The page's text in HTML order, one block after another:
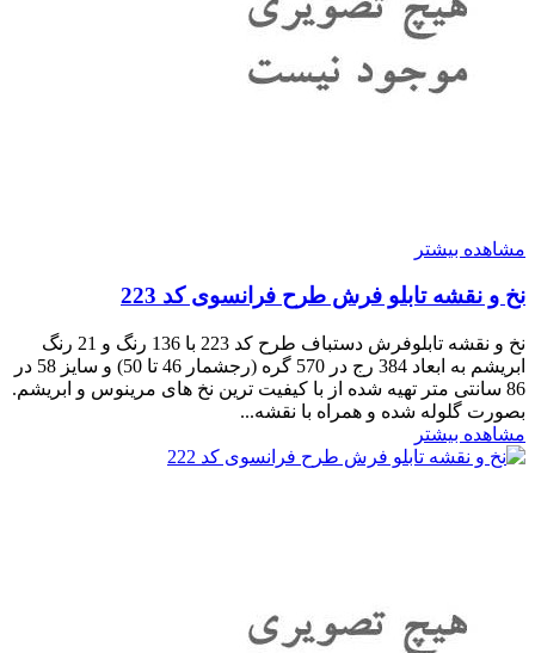
مشاهده بیشتر
نخ و نقشه تابلو فرش طرح فرانسوی کد 223
نخ و نقشه تابلوفرش دستباف طرح کد 223 با 136 رنگ و 21 رنگ
ابریشم به ابعاد 384 رج در 570 گره (رجشمار 46 تا 50) و سایز 58 در
86 سانتی متر تهیه شده از با کیفیت ترین نخ های مرینوس و ابریشم.
بصورت گلوله شده و همراه با نقشه...
مشاهده بیشتر